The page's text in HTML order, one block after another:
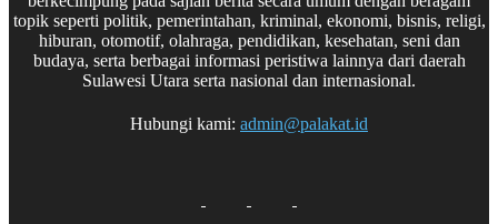
topik seperti politik, pemerintahan, kriminal, ekonomi, bisnis, religi,
hiburan, otomotif, olahraga, pendidikan, kesehatan, seni dan
budaya, serta berbagai informasi peristiwa lainnya dari daerah
Sulawesi Utara serta nasional dan internasional.
Hubungi kami: admin@palakat.id